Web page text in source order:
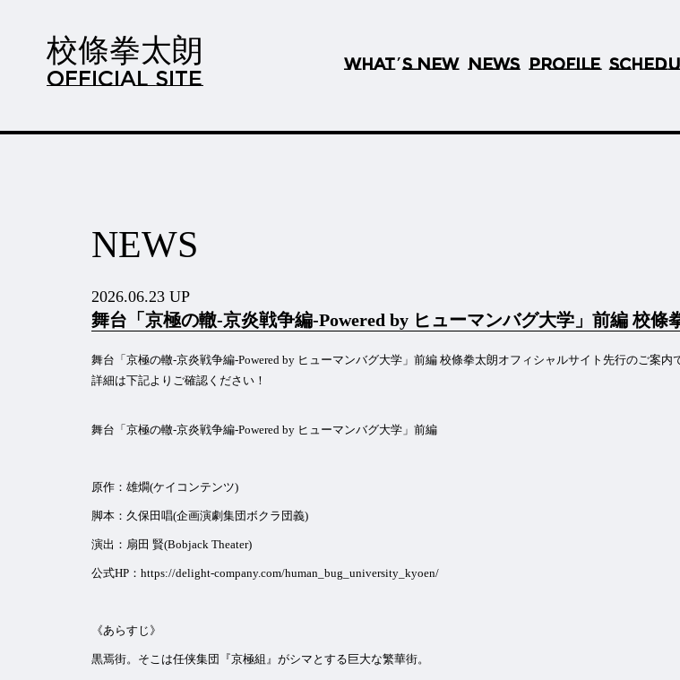
校條拳太朗
OFFICIAL SITE
WHAT’S NEW NEWS PROFILE
NEWS
2026.06.23 UP
舞台「京極の轍-京炎戦争編-Powered by ヒューマンバグ大学」前編 校
舞台「京極の轍-京炎戦争編-Powered by ヒューマンバグ大学」前編 校條拳太朗オフィシャルサイト先行のご案内
詳細は下記よりご確認ください！
舞台「京極の轍-京炎戦争編-Powered by ヒューマンバグ大学」前編
原作：雄燗(ケイコンテンツ)
脚本：久保田唱(企画演劇集団ボクラ団義)
演出：扇田 賢(Bobjack Theater)
公式HP： https://delight-company.com/human_bug_university_kyoen/
《あらすじ》
黒焉街。そこは任侠集団『京極組』がシマとする巨大な繁華街。